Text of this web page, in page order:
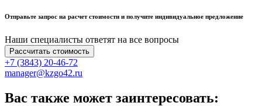
Отправьте запрос на расчет стоимости и получите индивидуальное предложение
Наши специалисты ответят на все вопросы
Рассчитать стоимость
+7 (3843) 20-46-72
manager@kzgo42.ru
Вас также может заинтересовать: